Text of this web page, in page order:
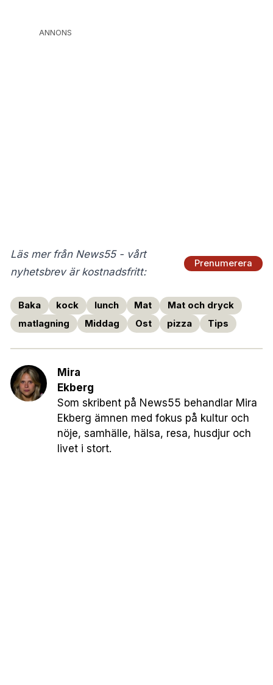
ANNONS
Läs mer från News55 - vårt
nyhetsbrev är kostnadsfritt:
Prenumerera
Baka kock lunch Mat
Mat och dryck
matlagning
Middag Ost pizza Tips
Mira
Ekberg
Som skribent på News55 behandlar Mira
Ekberg ämnen med fokus på kultur och
nöje, samhälle, hälsa, resa, husdjur och
livet i stort.